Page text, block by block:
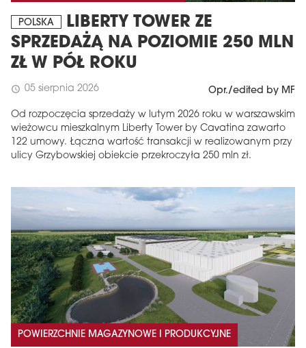
POLSKA
LIBERTY TOWER ZE
SPRZEDAŻĄ NA POZIOMIE 250 MLN
ZŁ W PÓŁ ROKU
schedule 05 sierpnia 2026 Opr./edited by MF
Od rozpoczęcia sprzedaży w lutym 2026 roku w warszawskim
wieżowcu mieszkalnym Liberty Tower by Cavatina zawarto
122 umowy. Łączna wartość transakcji w realizowanym przy
ulicy Grzybowskiej obiekcie przekroczyła 250 mln zł.
POWIERZCHNIE MAGAZYNOWE I PRODUKCYJNE